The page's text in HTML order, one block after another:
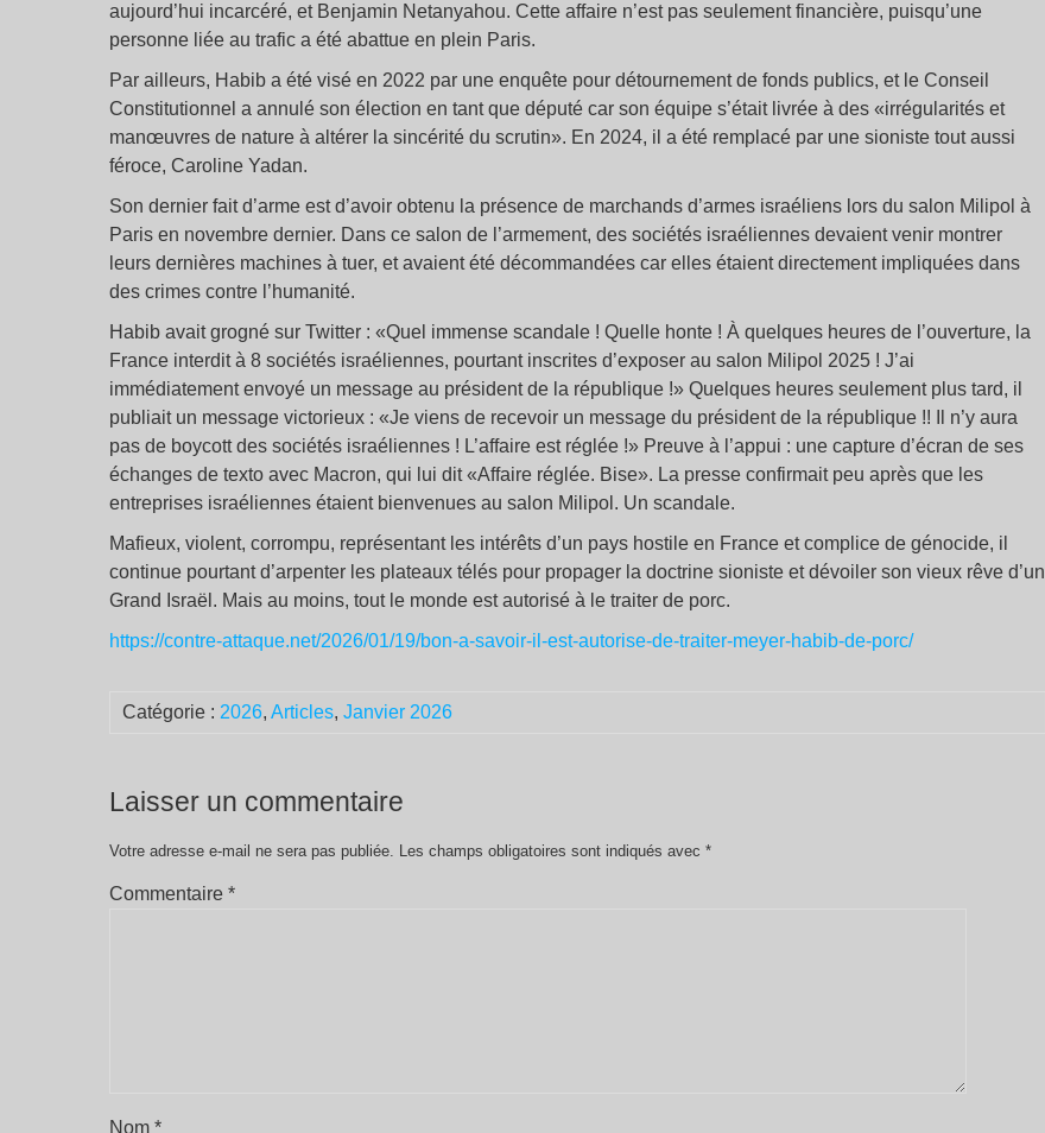
aujourd’hui incarcéré, et Benjamin Netanyahou. Cette affaire n’est pas seulement financière, puisqu’une
personne liée au trafic a été abattue en plein Paris.
Par ailleurs, Habib a été visé en 2022 par une enquête pour détournement de fonds publics, et le Conseil
Constitutionnel a annulé son élection en tant que député car son équipe s’était livrée à des «irrégularités et
manœuvres de nature à altérer la sincérité du scrutin». En 2024, il a été remplacé par une sioniste tout aussi
féroce, Caroline Yadan.
Son dernier fait d’arme est d’avoir obtenu la présence de marchands d’armes israéliens lors du salon Milipol à
Paris en novembre dernier. Dans ce salon de l’armement, des sociétés israéliennes devaient venir montrer
leurs dernières machines à tuer, et avaient été décommandées car elles étaient directement impliquées dans
des crimes contre l’humanité.
Habib avait grogné sur Twitter : «Quel immense scandale ! Quelle honte ! À quelques heures de l’ouverture, la
France interdit à 8 sociétés israéliennes, pourtant inscrites d’exposer au salon Milipol 2025 ! J’ai
immédiatement envoyé un message au président de la république !» Quelques heures seulement plus tard, il
publiait un message victorieux : «Je viens de recevoir un message du président de la république !! Il n’y aura
pas de boycott des sociétés israéliennes ! L’affaire est réglée !» Preuve à l’appui : une capture d’écran de ses
échanges de texto avec Macron, qui lui dit «Affaire réglée. Bise». La presse confirmait peu après que les
entreprises israéliennes étaient bienvenues au salon Milipol. Un scandale.
Mafieux, violent, corrompu, représentant les intérêts d’un pays hostile en France et complice de génocide, il
continue pourtant d’arpenter les plateaux télés pour propager la doctrine sioniste et dévoiler son vieux rêve d’un
Grand Israël. Mais au moins, tout le monde est autorisé à le traiter de porc.
https://contre-attaque.net/2026/01/19/bon-a-savoir-il-est-autorise-de-traiter-meyer-habib-de-porc/
Catégorie : 2026, Articles, Janvier 2026
Laisser un commentaire
Votre adresse e-mail ne sera pas publiée. Les champs obligatoires sont indiqués avec *
Commentaire *
Nom *